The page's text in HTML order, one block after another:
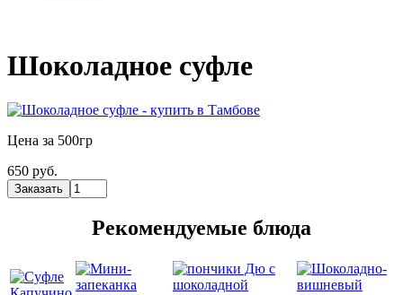
Шоколадное суфле
Цена за 500гр
650 руб.
Рекомендуемые блюда